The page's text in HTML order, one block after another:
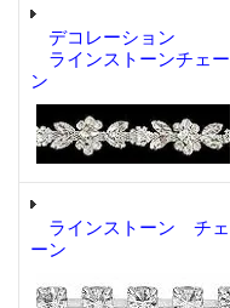
デコレーション
ラインストーンチェー
ン
ラインストーン チェ
ーン